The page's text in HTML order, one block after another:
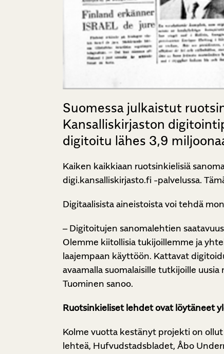
Suomessa julkaistut
Kansalliskirjaston
digitoitu lähes 3,9
Kaiken kaikkiaan ruotsinkielisiä
digi.kansalliskirjasto.fi -palvelussa.
Digitaalisista aineistoista voi tehdä
– Digitoitujen sanomalehtien
Olemme kiitollisia tukijoillemme ja
laajempaan käyttöön. Kattavat
avaamalla suomalaisille tutkijoille
Tuominen sanoo.
Ruotsinkieliset lehdet ovat löytäneet
Kolme vuotta kestänyt projekti on
lehteä, Hufvudstadsbladet, Åbo